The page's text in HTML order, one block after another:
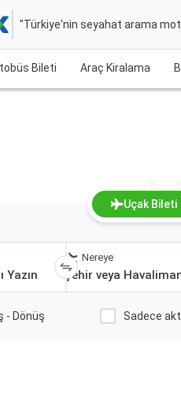
"Türkiye'nin seyahat arama
Bileti Araç Kiralama
Uçak Bileti
Nereye
- Dönüş Sadece